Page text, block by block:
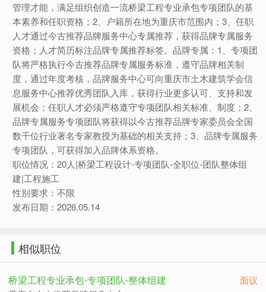
管理才能，满足组织创造一流桥梁工程专业承包专项团队的基
本素养和任职资格；2、户籍所在地为重庆市范围内；3、任职
人才通过今古推荐品牌服务中心专属推荐，获得品牌专属服务
资格；人才简历标注品牌专属推荐标签。品牌专属：1、专项团
队将严格执行今古推荐品牌专属服务标准，遵守品牌相关制
度，通过年度考核，品牌服务中心可向重庆市土木建筑学会信
息服务中心推荐优秀团队入库，获得行业更多认可、支持和发
展机会；任职人才必须严格遵守专项团队相关标准、制度；2、
品牌专属服务专项团队将获得以今古推荐品牌专家委员会全国
数千位行业著名专家教授为基础的相关支持；3、品牌专属服务
专项团队，可获得加入品牌体系资格。
职位情况：20人|桥梁工程设计-专项团队-全职位-团队整体组
建|工程施工
性别要求：不限
发布日期：2026.05.14
相似职位
桥梁工程专业承包-专项团队-整体组建
面议